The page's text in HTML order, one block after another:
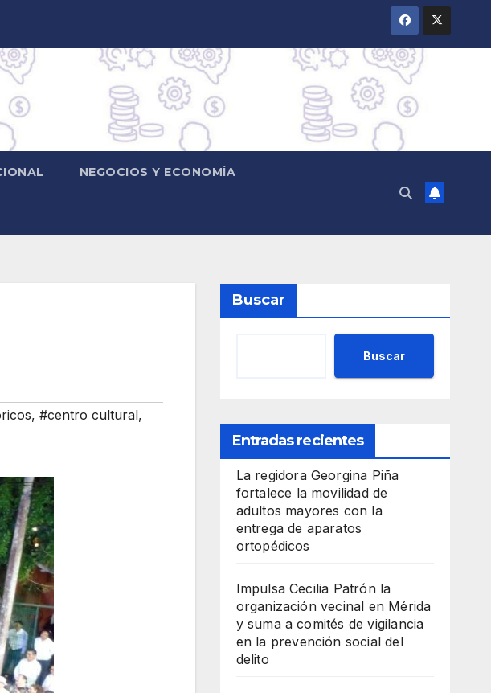
NEGOCIOS Y ECONOMÍA
, #centro cultural,
Buscar
Buscar
Entradas recientes
La regidora Georgina Piña
fortalece la movilidad de
adultos mayores con la
entrega de aparatos
ortopédicos
Impulsa Cecilia Patrón la
organización vecinal en Mérida
y suma a comités de vigilancia
en la prevención social del
delito